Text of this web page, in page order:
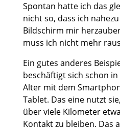
Spontan hatte ich das
nicht so, dass ich
Bildschirm mir
muss ich nicht mehr
Ein gutes anderes
beschäftigt sich schon
Alter mit dem
Tablet. Das eine nutzt
über viele Kilometer
Kontakt zu bleiben. Das